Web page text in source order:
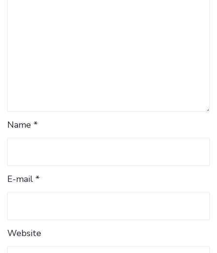
Name *
E-mail *
Website